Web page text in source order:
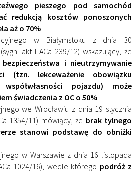
pieszego pod samochód
redukcją kosztów ponoszonych
aż o 70%
w Białymstoku z dnia 30
akt I ACa 239/12) wskazujący, że
i nieutrzymywanie
(tzn. lekceważenie obowiązku
pojazdu) może
świadczenia z OC o 50%
we Wrocławiu z dnia 19 stycznia
1354/11) mówiący, że brak tylnego
stanowi podstawę do obniżki
w Warszawie z dnia 16 listopada
1024/16), wedle którego podróż z